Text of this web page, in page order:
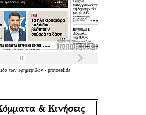
των εφημερίδων - protoselida
& Κινήσεις